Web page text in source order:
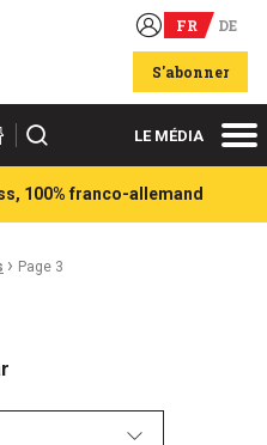
FR DE
S'abonner
Rechercher LE MÉDIA
100% franco-allemand
› Page 3